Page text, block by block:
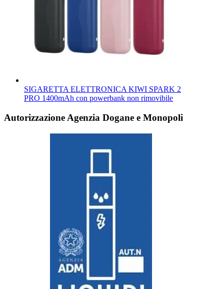
SIGARETTA ELETTRONICA KIWI SPARK 2
PRO 1400mAh con powerbank non rimovibile
Autorizzazione Agenzia Dogane e Monopoli